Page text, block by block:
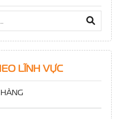
LĨNH VỰC